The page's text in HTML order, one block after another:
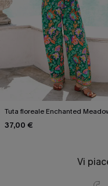
Tuta floreale Enchanted
37,00 €
Vi